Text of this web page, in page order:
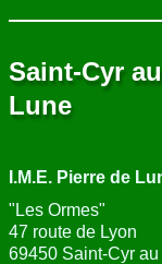
Saint-Cyr
Lune
I.M.E. Pierre de
"Les Ormes"
47 route de Lyon
69450 Saint-Cyr au